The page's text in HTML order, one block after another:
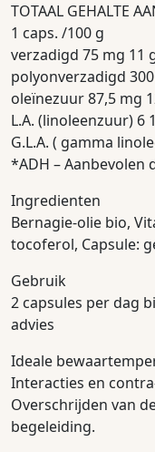
TOTAAL GEHALTE
1 caps. /100 g
verzadigd 75 mg 11
polyonverzadigd
oleïnezuur 87,5 mg
L.A. (linoleenzuur) 6
G.L.A. ( gamma
*ADH – Aanbevolen
Ingredienten
Bernagie-olie bio,
tocoferol, Capsule:
Gebruik
2 capsules per dag
advies
Ideale
Interacties en
Overschrijden van
begeleiding.